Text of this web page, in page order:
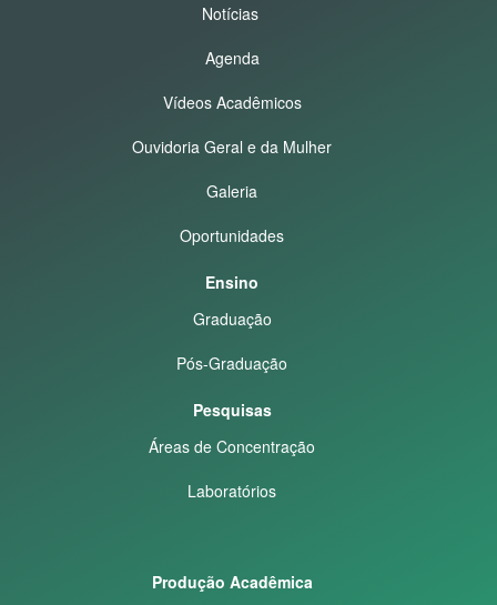
Notícias
Agenda
Vídeos Acadêmicos
Ouvidoria Geral e da Mulher
Galeria
Oportunidades
Ensino
Graduação
Pós-Graduação
Pesquisas
Áreas de Concentração
Laboratórios
Produção Acadêmica